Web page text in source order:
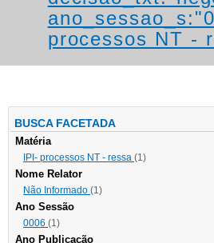
processos NT -
BUSCA FACETADA
Matéria
IPI- processos NT - ressa (1)
Nome Relator
Não Informado (1)
Ano Sessão
0006 (1)
Ano Publicação